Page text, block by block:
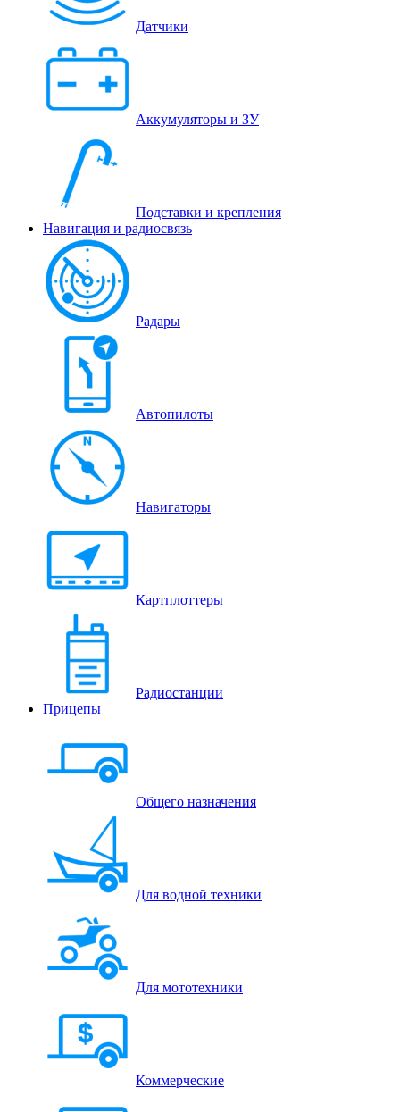
Датчики
Аккумуляторы и ЗУ
Подставки и крепления
Навигация и радиосвязь
Радары
Автопилоты
Навигаторы
Картплоттеры
Радиостанции
Прицепы
Общего назначения
Для водной техники
Для мототехники
Коммерческие